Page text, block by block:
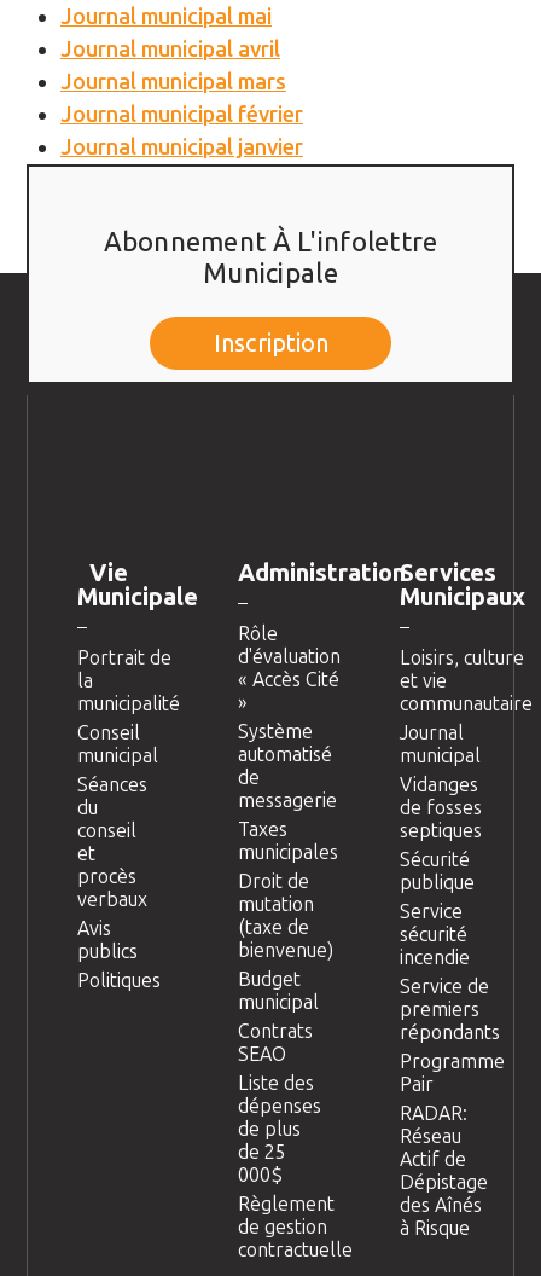
Journal municipal mai
Journal municipal avril
Journal municipal mars
Journal municipal février
Journal municipal janvier
Abonnement À L'infolettre
Municipale
Inscription
Vie
Municipale
Portrait de
la
municipalité
Conseil
municipal
Séances
du
conseil
et
procès
verbaux
Avis
publics
Politiques
Administration
Rôle
d'évaluation
« Accès Cité
»
Système
automatisé
de
messagerie
Taxes
municipales
Droit de
mutation
(taxe de
bienvenue)
Budget
municipal
Contrats
SEAO
Liste des
dépenses
de plus
de 25
000$
Règlement
de gestion
contractuelle
Services
Municipaux
Loisirs, culture
et vie
communautaire
Journal
municipal
Vidanges
de fosses
septiques
Sécurité
publique
Service
sécurité
incendie
Service de
premiers
répondants
Programme
Pair
RADAR:
Réseau
Actif de
Dépistage
des Aînés
à Risque